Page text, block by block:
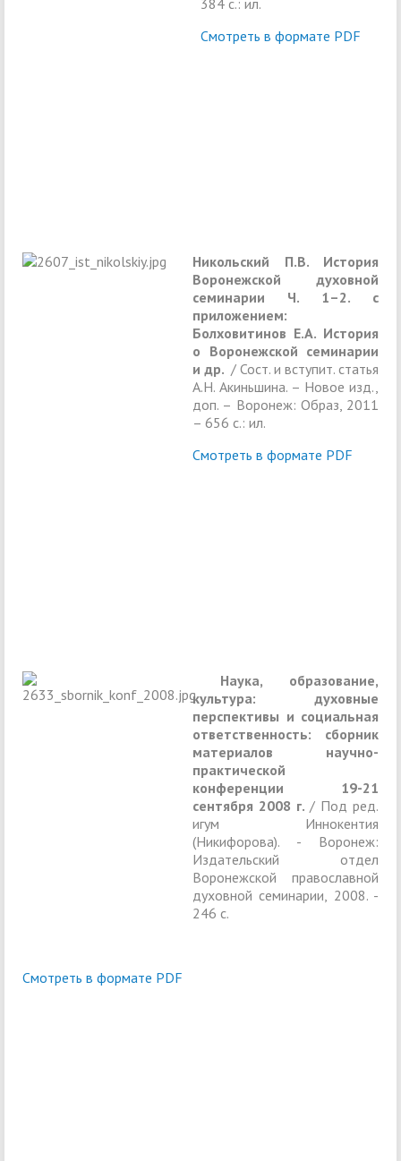
384 с.: ил.
Смотреть в формате PDF
Никольский П.В. История
Воронежской духовной
семинарии Ч. 1–2. с
приложением:
Болховитинов Е.А. История
о Воронежской семинарии
и др. / Сост. и вступит. статья
А.Н. Акиньшина. – Новое изд.,
доп. – Воронеж: Образ, 2011
– 656 с.: ил.
Смотреть в формате PDF
Наука, образование,
культура: духовные
перспективы и социальная
ответственность: сборник
материалов научно-
практической
конференции 19-21
сентября 2008 г. / Под ред.
игум Иннокентия
(Никифорова). - Воронеж:
Издательский отдел
Воронежской православной
духовной семинарии, 2008. -
246 с.
Смотреть в формате PDF